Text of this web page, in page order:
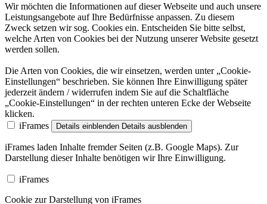
Wir möchten die Informationen auf dieser Webseite und auch unsere
Leistungsangebote auf Ihre Bedürfnisse anpassen. Zu diesem
Zweck setzen wir sog. Cookies ein. Entscheiden Sie bitte selbst,
welche Arten von Cookies bei der Nutzung unserer Website gesetzt
werden sollen.
Die Arten von Cookies, die wir einsetzen, werden unter „Cookie-
Einstellungen“ beschrieben. Sie können Ihre Einwilligung später
jederzeit ändern / widerrufen indem Sie auf die Schaltfläche
„Cookie-Einstellungen“ in der rechten unteren Ecke der Webseite
klicken.
iFrames
Details einblenden Details ausblenden
iFrames laden Inhalte fremder Seiten (z.B. Google Maps). Zur
Darstellung dieser Inhalte benötigen wir Ihre Einwilligung.
iFrames
Cookie zur Darstellung von iFrames